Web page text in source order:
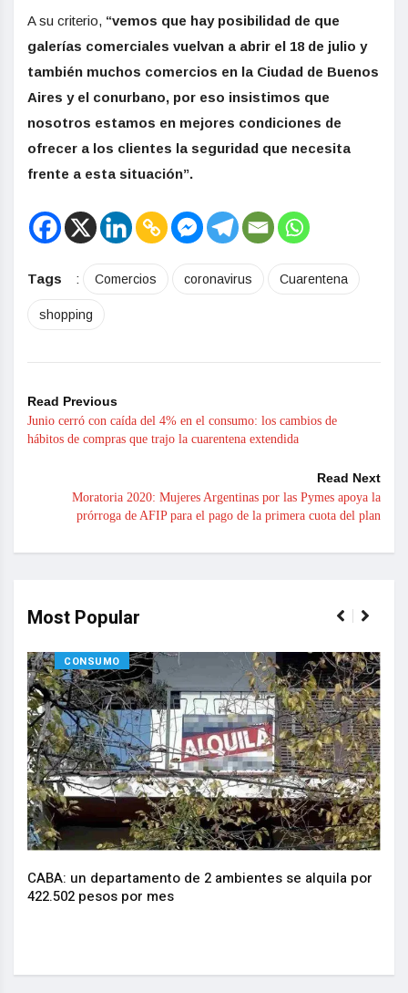
A su criterio, “vemos que hay posibilidad de que
galerías comerciales vuelvan a abrir el 18 de julio y
también muchos comercios en la Ciudad de Buenos
Aires y el conurbano, por eso insistimos que
nosotros estamos en mejores condiciones de
ofrecer a los clientes la seguridad que necesita
frente a esta situación”.
Tags : Comercios coronavirus Cuarentena
shopping
Read Previous
Junio cerró con caída del 4% en el consumo: los cambios de
hábitos de compras que trajo la cuarentena extendida
Read Next
Moratoria 2020: Mujeres Argentinas por las Pymes apoya la
prórroga de AFIP para el pago de la primera cuota del plan
Most Popular
CONSUMO
CABA: un departamento de 2 ambientes se alquila por
422.502 pesos por mes